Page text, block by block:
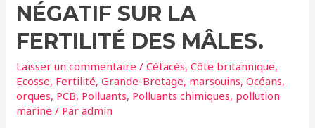
NÉGATIF SUR LA
FERTILITÉ DES MÂLES.
Laisser un commentaire /Cétacés,Côte britannique,
Ecosse, Fertilité,Grande-Bretage, marsouins,Océans,
orques, PCB, Polluants, Polluants chimiques, pollution
marine / Paradmin